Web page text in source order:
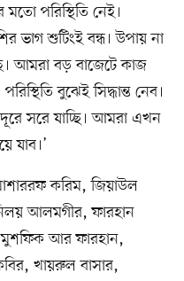
পরিস্থিতি নেই।
ভাগ শুটিংই বন্ধ। উপায় না
আমরা বড় বাজেটে কাজ
বুঝেই সিদ্ধান্ত নেব।
সরে যাচ্ছি। আমরা এখন
যাব।’
করিম, জিয়াউল
আলমগীর, ফারহান
আর ফারহান,
খায়রুল বাসার,